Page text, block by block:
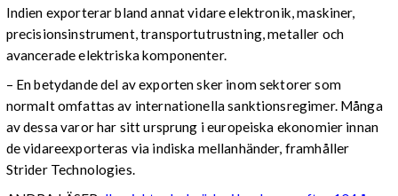
Indien exporterar bland annat vidare elektronik, maskiner,
precisionsinstrument, transportutrustning, metaller och
avancerade elektriska komponenter.
– En betydande del av exporten sker inom sektorer som
normalt omfattas av internationella sanktionsregimer. Många
av dessa varor har sitt ursprung i europeiska ekonomier innan
de vidareexporteras via indiska mellanhänder, framhåller
Strider Technologies.